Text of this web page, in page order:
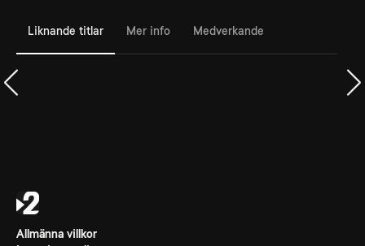
Liknande titlar Mer info Medverkande
Allmänna villkor